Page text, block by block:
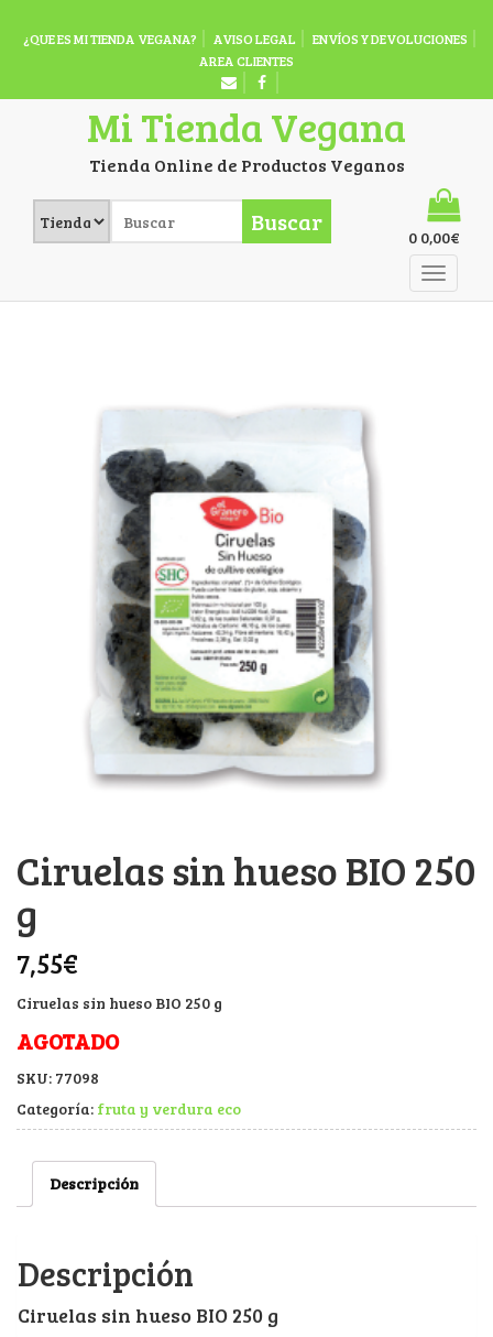
¿QUE ES MI TIENDA VEGANA? AVISO LEGAL
ENVÍOS Y DEVOLUCIONES
AREA CLIENTES
Mi Tienda Vegana
Tienda Online de Productos Veganos
Buscar
0 0,00€
Ciruelas sin hueso BIO 250
g
7,55€
Ciruelas sin hueso BIO 250 g
AGOTADO
SKU: 77098
Categoría: fruta y verdura eco
Descripción
Descripción
Ciruelas sin hueso BIO 250 g